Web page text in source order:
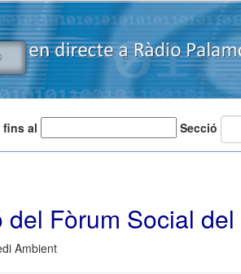
fins al Secció
del Fòrum Social
Ambient